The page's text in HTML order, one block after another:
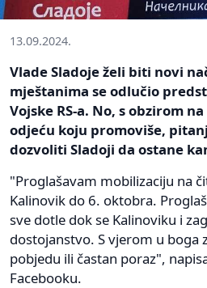
13.09.2024.
Vlade Sladoje želi biti novi
mještanima se odlučio
Vojske RS-a. No, s obzirom
odjeću koju promoviše,
dozvoliti Sladoji da ostane
"Proglašavam mobilizaciju na
Kalinovik do 6. oktobra.
sve dotle dok se Kalinoviku i
dostojanstvo. S vjerom u boga
pobjedu ili častan poraz",
Facebooku.